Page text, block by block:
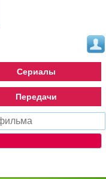
Сериалы
Передачи